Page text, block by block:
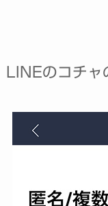
LINEのコチ